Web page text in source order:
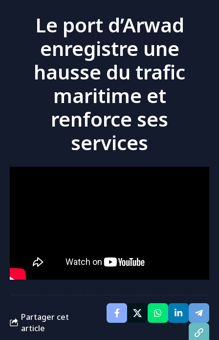
Le port d’Arwad
enregistre une
hausse du trafic
maritime et
renforce ses
services
Partager cet
article